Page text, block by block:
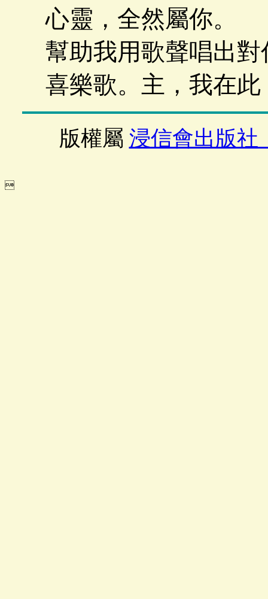
心靈，全然屬你。
幫助我用歌聲唱出
喜樂歌。主，我在
版權屬 浸信會出版社
